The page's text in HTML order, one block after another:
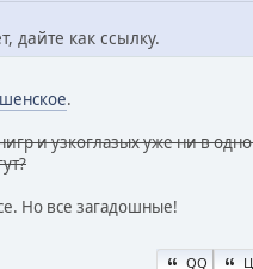
дайте как ссылку.
.
и узкоглазых уже ни в
Но все загадошные!
QQ